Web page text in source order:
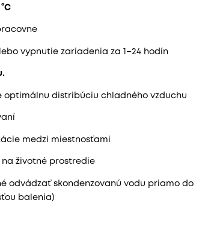
vypnutie zariadenia za 1–24 hodín
optimálnu distribúciu chladného vzduchu
medzi miestnosťami
životné prostredie
odvádzať skondenzovanú vodu priamo do
balenia)